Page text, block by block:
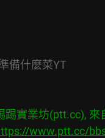
備什麼菜YT
踢實業坊(ptt.cc), 來
www.ptt.cc/